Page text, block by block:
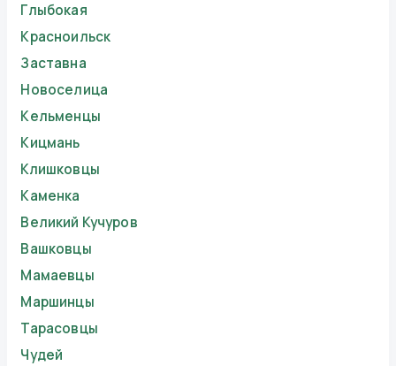
Глыбокая
Красноильск
Заставна
Новоселица
Кельменцы
Кицмань
Клишковцы
Каменка
Великий Кучуров
Вашковцы
Мамаевцы
Маршинцы
Тарасовцы
Чудей